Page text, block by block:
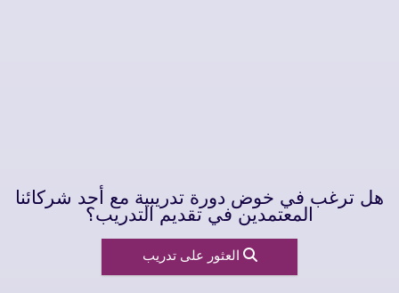
هل ترغب في خوض دورة تدريبية مع أحد شركائنا
المعتمدين في تقديم التدريب؟
العثور على تدريب